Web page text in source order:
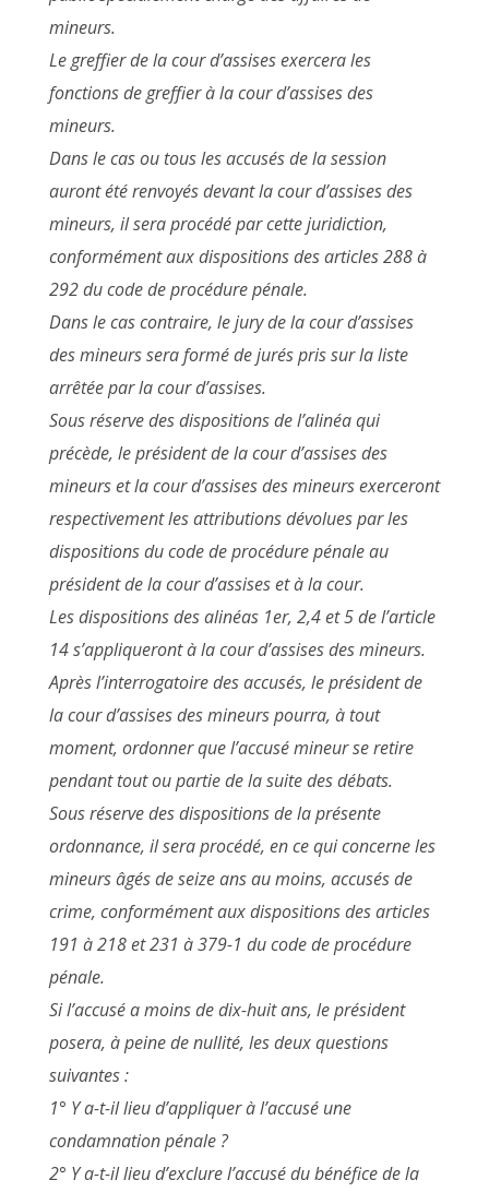
mineurs.
Le greffier de la cour d’assises exercera les
fonctions de greffier à la cour d’assises des
mineurs.
Dans le cas ou tous les accusés de la session
auront été renvoyés devant la cour d’assises des
mineurs, il sera procédé par cette juridiction,
conformément aux dispositions des articles 288 à
292 du code de procédure pénale.
Dans le cas contraire, le jury de la cour d’assises
des mineurs sera formé de jurés pris sur la liste
arrêtée par la cour d’assises.
Sous réserve des dispositions de l’alinéa qui
précède, le président de la cour d’assises des
mineurs et la cour d’assises des mineurs exerceront
respectivement les attributions dévolues par les
dispositions du code de procédure pénale au
président de la cour d’assises et à la cour.
Les dispositions des alinéas 1er, 2,4 et 5 de l’article
14 s’appliqueront à la cour d’assises des mineurs.
Après l’interrogatoire des accusés, le président de
la cour d’assises des mineurs pourra, à tout
moment, ordonner que l’accusé mineur se retire
pendant tout ou partie de la suite des débats.
Sous réserve des dispositions de la présente
ordonnance, il sera procédé, en ce qui concerne les
mineurs âgés de seize ans au moins, accusés de
crime, conformément aux dispositions des articles
191 à 218 et 231 à 379-1 du code de procédure
pénale.
Si l’accusé a moins de dix-huit ans, le président
posera, à peine de nullité, les deux questions
suivantes :
1° Y a-t-il lieu d’appliquer à l’accusé une
condamnation pénale ?
2° Y a-t-il lieu d’exclure l’accusé du bénéfice de la